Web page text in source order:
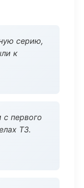
серию,
к
первого
ТЗ.